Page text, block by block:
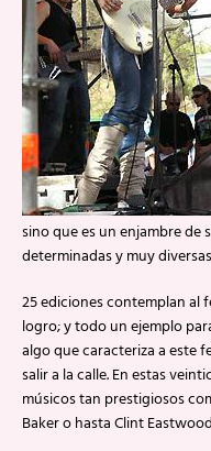
sino que es un enjambre
determinadas y muy
25 ediciones contemplan al
logro; y todo un ejemplo
algo que caracteriza a este
salir a la calle. En estas
músicos tan prestigiosos
Baker o hasta Clint